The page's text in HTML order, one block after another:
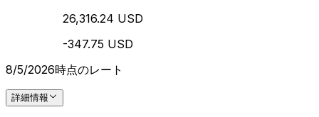
26,316.24 USD
-347.75 USD
8/5/2026時点のレート
詳細情報